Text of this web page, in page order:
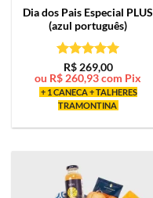
Dia dos Pais Especial PLUS
(azul português)
Avaliação5
de 5
R$269,00
ou R$260,93com Pix
+ 1 CANECA + TALHERES
TRAMONTINA